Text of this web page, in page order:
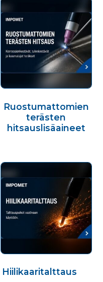
Ruostumattomien
terästen
hitsauslisäaineet
Hiilikaaritalttaus